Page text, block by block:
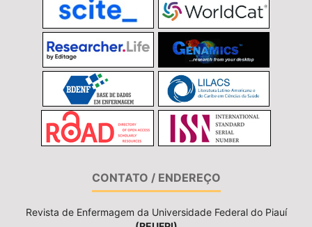
CONTATO / ENDEREÇO
Revista de Enfermagem da Universidade Federal do Piauí